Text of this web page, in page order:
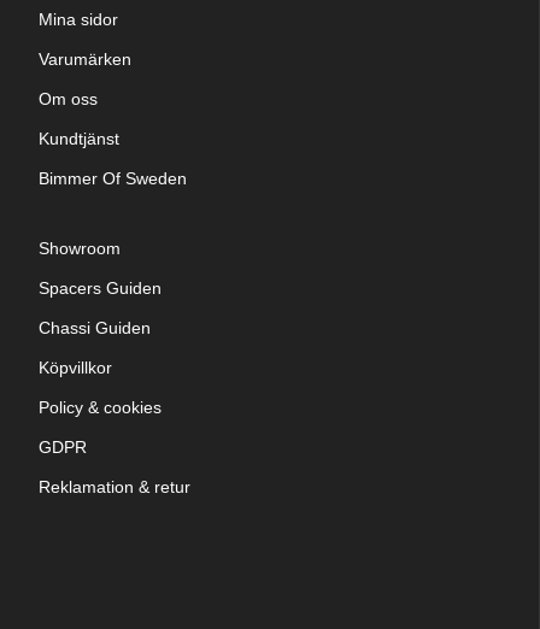
Mina sidor
Varumärken
Om oss
Kundtjänst
Bimmer Of Sweden
Showroom
Spacers Guiden
Chassi Guiden
Köpvillkor
Policy & cookies
GDPR
Reklamation & retur